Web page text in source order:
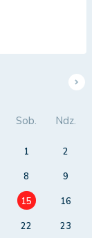
Sob. Ndz.
1
2
8
9
15
16
22
23